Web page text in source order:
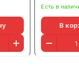
Есть в
В